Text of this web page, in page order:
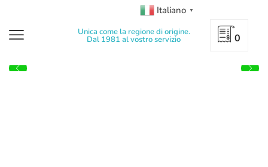
Italiano ▼
Unica come la regione di origine.
Dal 1981 al vostro servizio 0